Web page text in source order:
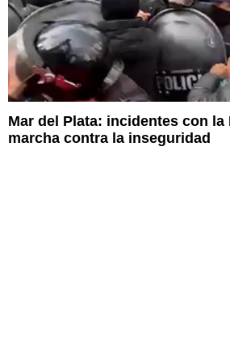
Mar del Plata: incidentes con la
marcha contra la inseguridad